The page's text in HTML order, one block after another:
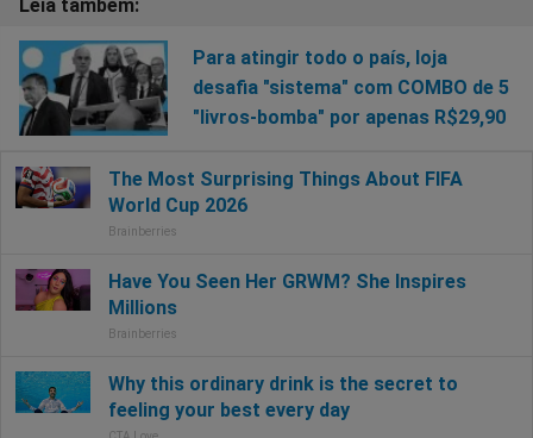
Para atingir todo o país, loja
desafia "sistema" com COMBO de 5
"livros-bomba" por apenas R$29,90